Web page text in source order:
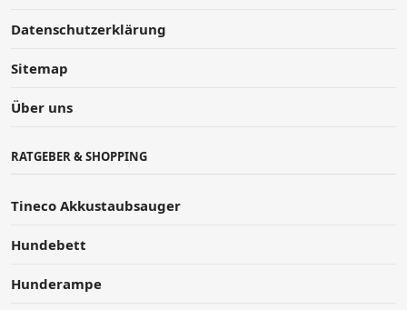
Datenschutzerklärung
Sitemap
Über uns
RATGEBER & SHOPPING
Tineco Akkustaubsauger
Hundebett
Hunderampe